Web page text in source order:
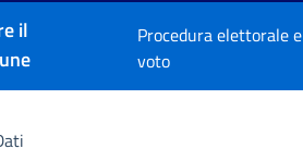
il
Procedura elettorale e
voto